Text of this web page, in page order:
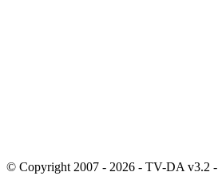
© Copyright 2007 - 2026 - TV-DA v3.2 -